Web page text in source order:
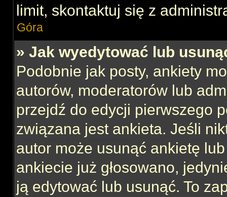
limit, skontaktuj się z
Góra
» Jak wyedytować lub
Podobnie jak posty, ankiety
autorów, moderatorów lub
przejdź do edycji pierwszego
związana jest ankieta. Jeśli
autor może usunąć ankietę
ankiecie już głosowano,
ją edytować lub usunąć. To